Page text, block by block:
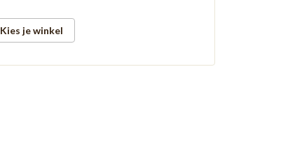
Kies je winkel